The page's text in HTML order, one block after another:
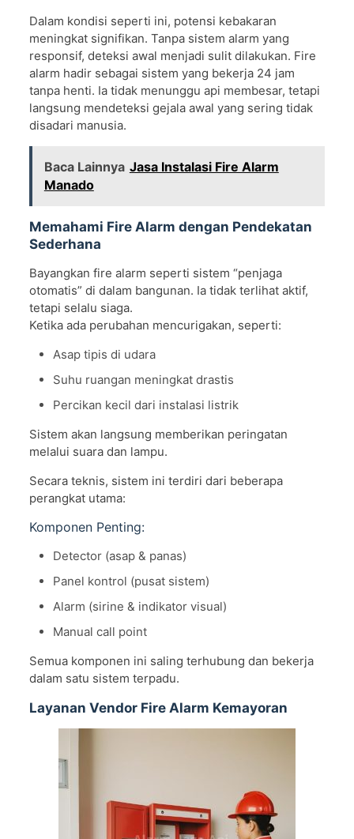
Dalam kondisi seperti ini, potensi kebakaran
meningkat signifikan. Tanpa sistem alarm yang
responsif, deteksi awal menjadi sulit dilakukan. Fire
alarm hadir sebagai sistem yang bekerja 24 jam
tanpa henti. Ia tidak menunggu api membesar, tetapi
langsung mendeteksi gejala awal yang sering tidak
disadari manusia.
Baca Lainnya Jasa Instalasi Fire Alarm
Manado
Memahami Fire Alarm dengan Pendekatan
Sederhana
Bayangkan fire alarm seperti sistem “penjaga
otomatis” di dalam bangunan. Ia tidak terlihat aktif,
tetapi selalu siaga.
Ketika ada perubahan mencurigakan, seperti:
Asap tipis di udara
Suhu ruangan meningkat drastis
Percikan kecil dari instalasi listrik
Sistem akan langsung memberikan peringatan
melalui suara dan lampu.
Secara teknis, sistem ini terdiri dari beberapa
perangkat utama:
Komponen Penting:
Detector (asap & panas)
Panel kontrol (pusat sistem)
Alarm (sirine & indikator visual)
Manual call point
Semua komponen ini saling terhubung dan bekerja
dalam satu sistem terpadu.
Layanan Vendor Fire Alarm Kemayoran